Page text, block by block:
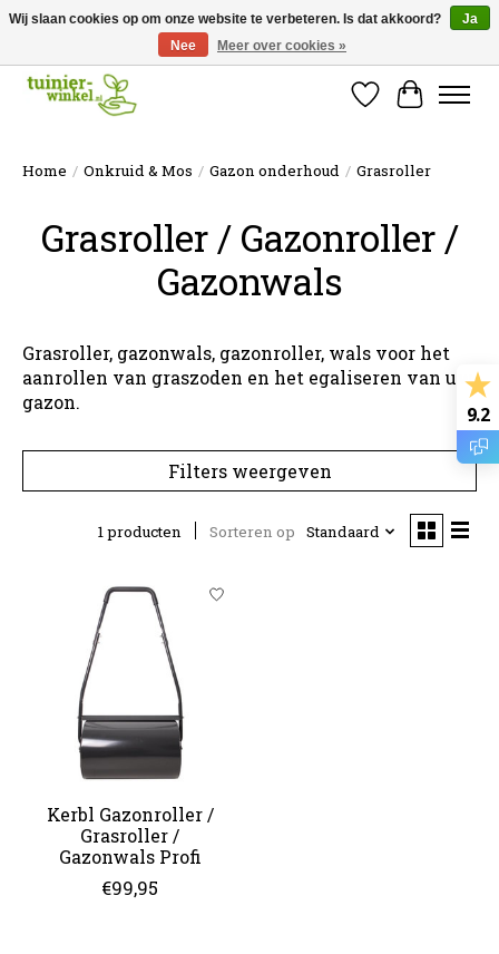
Online tuinartikelen kopen ✓ Online sinds 2007 ✓ Thuiswinkel Waarborg
Verlanglijst
Home / Onkruid & Mos / Gazon onderhoud / Grasroller
Grasroller / Gazonroller /
Gazonwals
Grasroller, gazonwals, gazonroller, wals voor het
aanrollen van graszoden en het egaliseren van uw
gazon.
Filters weergeven
1 producten Sorteren op Standaard
Kerbl Gazonroller /
Grasroller /
Gazonwals Profi
€99,95
9.2
Wij slaan cookies op om onze website te verbeteren. Is dat akkoord?
Ja
Nee
Meer over cookies »